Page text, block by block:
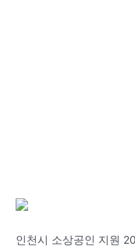
인천시 소상공인 지원